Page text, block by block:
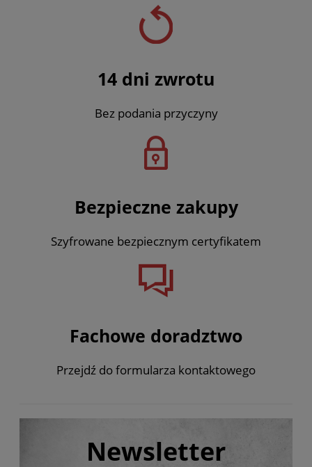
14 dni zwrotu
Bez podania przyczyny
Bezpieczne zakupy
Szyfrowane bezpiecznym certyfikatem
Fachowe doradztwo
Przejdź do formularza kontaktowego
Newsletter